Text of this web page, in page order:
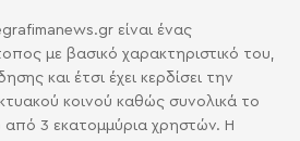
είναι ένας
με βασικό χαρακτηριστικό του,
και έτσι έχει κερδίσει την
κοινού καθώς συνολικά το
από 3 εκατομμύρια χρηστών. Η